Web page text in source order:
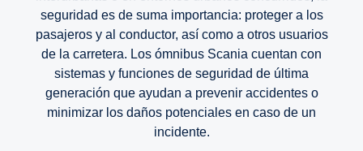
seguridad es de suma importancia: proteger a los
pasajeros y al conductor, así como a otros usuarios
de la carretera. Los ómnibus Scania cuentan con
sistemas y funciones de seguridad de última
generación que ayudan a prevenir accidentes o
minimizar los daños potenciales en caso de un
incidente.